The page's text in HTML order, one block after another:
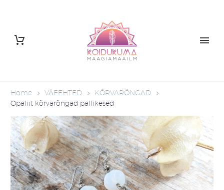
Home VÄEEHTED
KÕRVARÕNGAD
Opaliit kõrvarõngad pallikesed